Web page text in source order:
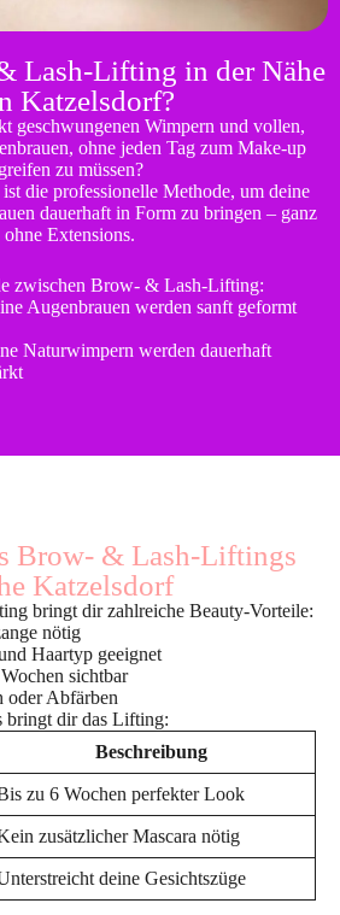
Lash-Lifting in der Nähe
Katzelsdorf?
geschwungenen Wimpern und vollen,
ohne jeden Tag zum Make-up
greifen zu müssen?
die professionelle Methode, um deine
dauerhaft in Form zu bringen – ganz
ohne Extensions.
zwischen Brow- & Lash-Lifting:
Augenbrauen werden sanft geformt
Naturwimpern werden dauerhaft
Brow- & Lash-Liftings
Katzelsdorf
bringt dir zahlreiche Beauty-Vorteile:
nötig
Haartyp geeignet
sichtbar
oder Abfärben
bringt dir das Lifting:
Beschreibung
zu 6 Wochen perfekter Look
zusätzlicher Mascara nötig
deine Gesichtszüge